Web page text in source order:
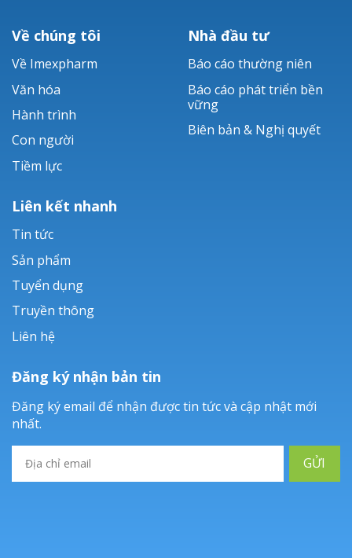
Về chúng tôi
Về Imexpharm
Văn hóa
Hành trình
Con người
Tiềm lực
Nhà đầu tư
Báo cáo thường niên
Báo cáo phát triển bền
vững
Biên bản & Nghị quyết
Liên kết nhanh
Tin tức
Sản phẩm
Tuyển dụng
Truyền thông
Liên hệ
Đăng ký nhận bản tin
Đăng ký email để nhận được tin tức và cập nhật mới
nhất.
GỬI